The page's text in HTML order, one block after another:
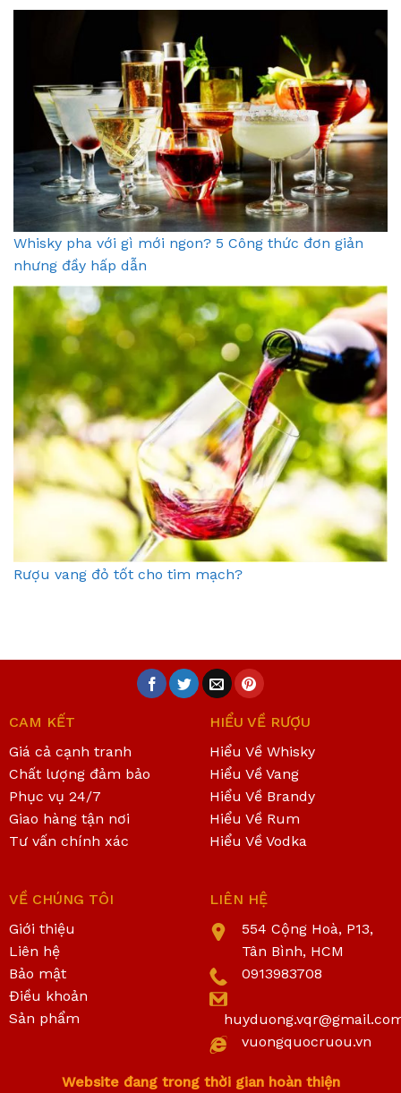
Whisky pha với gì mới ngon? 5 Công thức đơn giản
nhưng đầy hấp dẫn
Rượu vang đỏ tốt cho tim mạch?
CAM KẾT
Giá cả cạnh tranh
Chất lượng đảm bảo
Phục vụ 24/7
Giao hàng tận nơi
Tư vấn chính xác
HIỂU VỀ RƯỢU
Hiểu Về Whisky
Hiểu Về Vang
Hiểu Về Brandy
Hiểu Về Rum
Hiểu Về Vodka
VỀ CHÚNG TÔI
Giới thiệu
Liên hệ
Bảo mật
Điều khoản
Sản phẩm
LIÊN HỆ
554 Cộng Hoà, P13,
Tân Bình, HCM
0913983708
vuongquocruou.vn
Website đang trong thời gian hoàn thiện